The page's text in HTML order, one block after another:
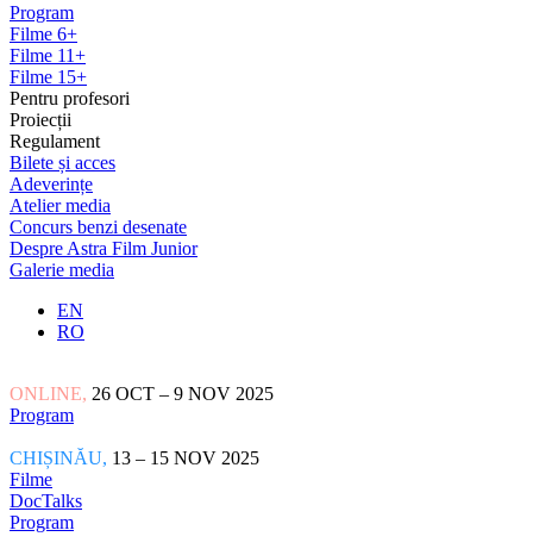
Program
Filme 6+
Filme 11+
Filme 15+
Pentru profesori
Proiecții
Regulament
Bilete și acces
Adeverințe
Atelier media
Concurs benzi desenate
Despre Astra Film Junior
Galerie media
EN
RO
ONLINE, 26 OCT – 9 NOV 2025
Program
CHIȘINĂU, 13 – 15 NOV 2025
Filme
DocTalks
Program